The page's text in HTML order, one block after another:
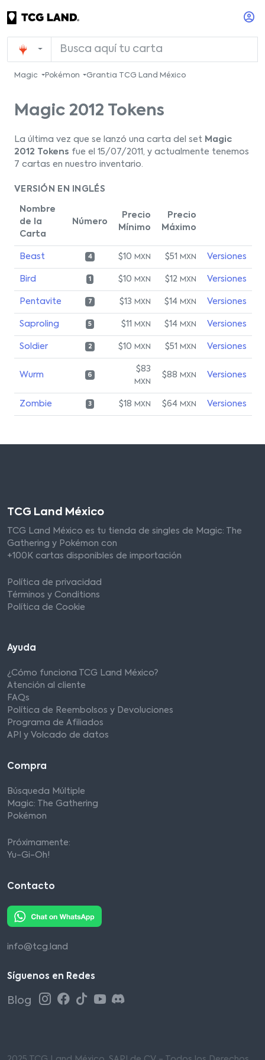
Magic Pokémon Grantia TCG Land México
Magic 2012 Tokens
La última vez que se lanzó una carta del set Magic
2012 Tokens fue el 15/07/2011, y actualmente tenemos
7 cartas en nuestro inventario.
VERSIÓN EN INGLÉS
Nombre
de la
Carta
Número
Precio
Mínimo
Precio
Máximo
Beast 4 $10 MXN $51 MXN Versiones
Bird 1 $10 MXN $12 MXN Versiones
Pentavite 7 $13 MXN $14 MXN Versiones
Saproling 5 $11 MXN $14 MXN Versiones
Soldier 2 $10 MXN $51 MXN Versiones
Wurm 6
$83
MXN
$88 MXN Versiones
Zombie 3 $18 MXN $64 MXN Versiones
TCG Land México
TCG Land México es tu tienda de singles de Magic: The
Gathering y Pokémon con
+100K cartas disponibles de importación
Política de privacidad
Términos y Conditions
Política de Cookie
Ayuda
¿Cómo funciona TCG Land México?
Atención al cliente
FAQs
Política de Reembolsos y Devoluciones
Programa de Afiliados
API y Volcado de datos
Compra
Búsqueda Múltiple
Magic: The Gathering
Pokémon
Próximamente:
Yu-Gi-Oh!
Contacto
info@tcg.land
Síguenos en Redes
Blog